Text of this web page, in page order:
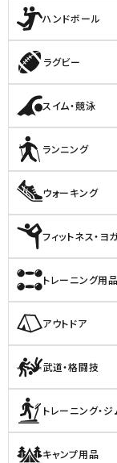
ハンドボール
ラグビー
スイム・競泳
ランニング
ウォーキング
フィットネス・ヨ
トレーニング用品
アウトドア
武道・格闘技
トレーニング・
キャンプ用品